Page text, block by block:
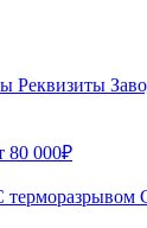
Реквизиты
80 000₽
терморазрывом